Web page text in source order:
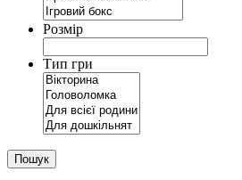
Розмір
Тип гри
Пошук